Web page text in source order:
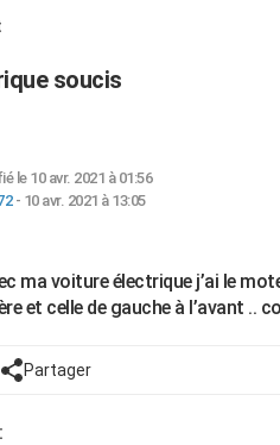
soucis
le 10 avr. 2021 à 01:56
- 10 avr. 2021 à 13:05
ma voiture électrique j’ai le
et celle de gauche à l’avant ..
Partager